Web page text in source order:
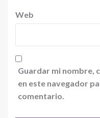
Web
Guardar mi nombre,
en este navegador
comentario.